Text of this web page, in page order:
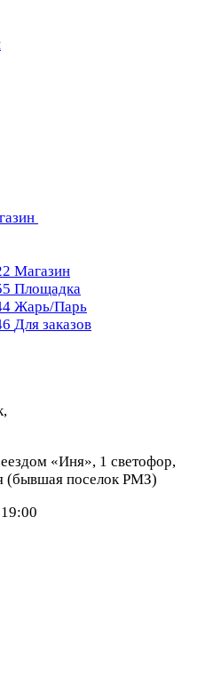
Магазин
Площадка
Жарь/Парь
Для заказов
«Иня», 1 светофор,
(бывшая поселок РМЗ)